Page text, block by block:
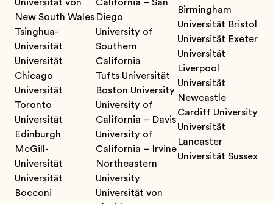
Universität von
New South Wales
Tsinghua-
Universität
Universität
Chicago
Universität
Toronto
Universität
Edinburgh
McGill-
Universität
Universität
Bocconi
California – San
Diego
University of
Southern
California
Tufts Universität
Boston University
University of
California – Davis
University of
California – Irvine
Northeastern
University
Universität von
Birmingham
Universität Bristol
Universität Exeter
Universität
Liverpool
Universität
Newcastle
Cardiff University
Universität
Lancaster
Universität Sussex